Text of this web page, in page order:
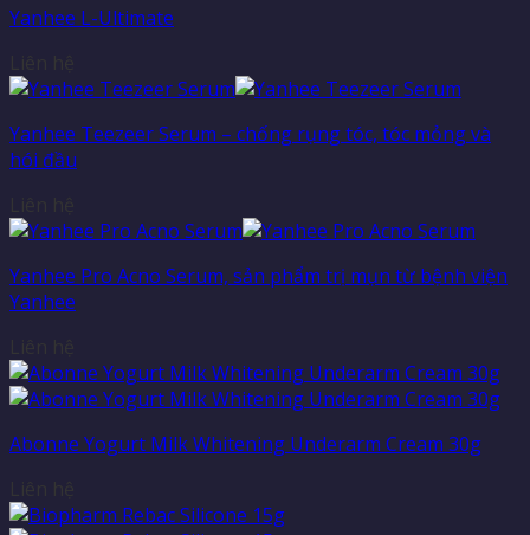
Yanhee L-Ultimate
Yanhee Teezeer Serum – chống rụng tóc, tóc mỏng và
hói đầu
Yanhee Pro Acno Serum, sản phẩm trị mụn từ bệnh viện
Yanhee
Abonne Yogurt Milk Whitening Underarm Cream 30g